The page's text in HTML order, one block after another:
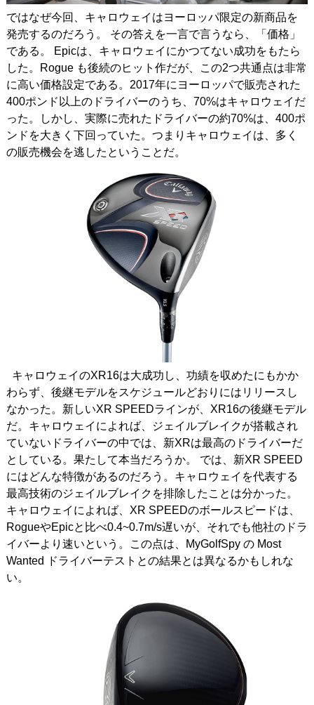
ではなぜ今回、キャロウェイはヨーロッパ限定の新商品を
発売するのだろう。 その答えを一言で言うなら、「価格」
である。 Epicは、キャロウェイにかつてない成功をもたら
した。Rogue も後続のヒット作だが、この2つ共通点は非常
に高い価格設定である。2017年にヨーロッパで販売された
400ポンド以上のドライバーのうち、70%はキャロウェイだ
った。しかし、実際に売れたドライバーの約70%は、400ポ
ンドを大きく下回っていた。つまりキャロウェイは、多く
の販売機会を逃したということだ。
キャロウェイのXR16は大成功し、功績を収めたにもかか
わらず、後継モデルをスケジュールどおりにはリリースし
なかった。新しいXR SPEEDラインが、XR16の後継モデル
だ。キャロウェイによれば、ジェイルブレイクが搭載され
ていないドライバーの中では、新XRは最高のドライバーだ
としている。果たして本当だろうか。 では、新XR SPEED
にはどんな特徴があるのだろう。キャロウェイを代表する
最高技術のジェイルブレイクを排除したことは分かった。
キャロウェイによれば、XR SPEEDのボールスピードは、
RogueやEpicと比べ0.4~0.7m/s遅いが、それでも他社のドラ
イバーより速いという。この点は、MyGolfSpy の Most
Wanted ドライバーテストとの結果とは異なるかもしれな
い。